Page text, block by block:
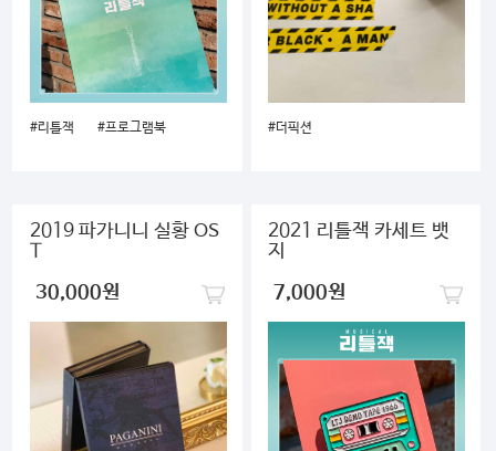
#리틀잭 #프로그램북 #더픽션
2019 파가니니 실황 OS
T
30,000원
2021 리틀잭 카세트 뱃
지
7,000원